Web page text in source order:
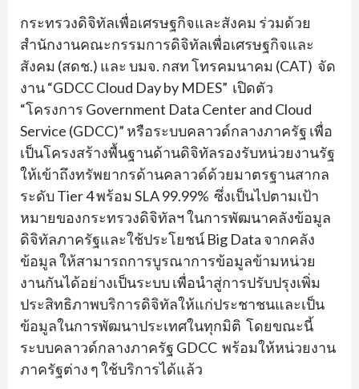
กระทรวงดิจิทัลเพื่อเศรษฐกิจและสังคม ร่วมด้วย
สำนักงานคณะกรรมการดิจิทัลเพื่อเศรษฐกิจและ
สังคม (สดช.) และ บมจ. กสท โทรคมนาคม (CAT) จัด
งาน “GDCC Cloud Day by MDES” เปิดตัว
“โครงการ Government Data Center and Cloud
Service (GDCC)” หรือระบบคลาวด์กลางภาครัฐ เพื่อ
เป็นโครงสร้างพื้นฐานด้านดิจิทัลรองรับหน่วยงานรัฐ
ให้เข้าถึงทรัพยากรด้านคลาวด์ด้วยมาตรฐานสากล
ระดับ Tier 4 พร้อม SLA 99.99% ซึ่งเป็นไปตามเป้า
หมายของกระทรวงดิจิทัลฯ ในการพัฒนาคลังข้อมูล
ดิจิทัลภาครัฐและใช้ประโยชน์ Big Data จากคลัง
ข้อมูล ให้สามารถการบูรณาการข้อมูลข้ามหน่วย
งานกันได้อย่างเป็นระบบ เพื่อนำสู่การปรับปรุงเพิ่ม
ประสิทธิภาพบริการดิจิทัลให้แก่ประชาชนและเป็น
ข้อมูลในการพัฒนาประเทศในทุกมิติ โดยขณะนี้
ระบบคลาวด์กลางภาครัฐ GDCC พร้อมให้หน่วยงาน
ภาครัฐต่าง ๆ ใช้บริการได้แล้ว